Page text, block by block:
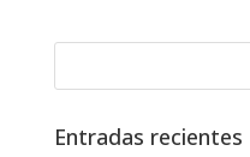
Entradas recientes